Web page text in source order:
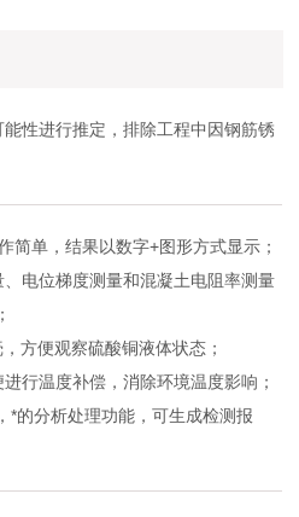
性进行推定，排除工程中因钢筋锈
简单，结果以数字+图形方式显示；
电位梯度测量和混凝土电阻率测量
方便观察硫酸铜液体状态；
行温度补偿，消除环境温度影响；
*的分析处理功能，可生成检测报